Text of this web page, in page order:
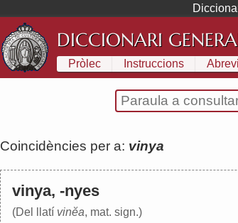
DICCIONARI
Pròlec Instruccions
Coincidències per a: vinya
vinya, -nyes
(Del llatí vinĕa, mat. sign.)